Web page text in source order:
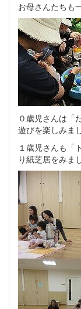
お母さんたちも
０歳児さんは「
遊びを楽しみま
１歳児さんも「
り紙芝居をみま